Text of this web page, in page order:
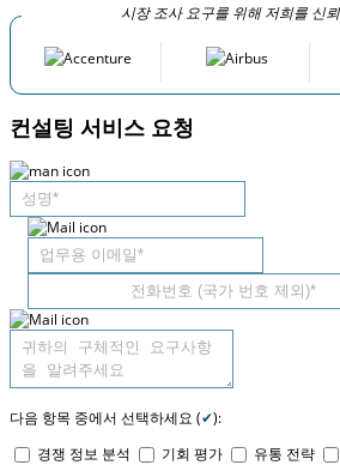
시장 조사 요구를 위해 저희를 신
컨설팅 서비스 요청
다음 항목 중에서 선택하세요 (✔):
경쟁 정보 분석
기회 평가 유통 전략